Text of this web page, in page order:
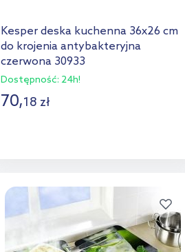
Kesper deska kuchenna 36x26 cm
do krojenia antybakteryjna
czerwona 30933
Dostępność: 24h!
70,18 zł